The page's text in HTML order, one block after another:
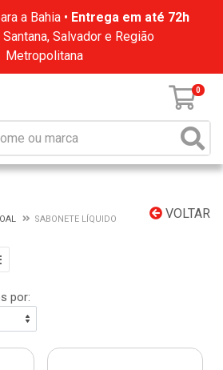
a Bahia • Entrega em até 72h
Salvador e Região
Metropolitana
0
VOLTAR
SABONETE LÍQUIDO
por: